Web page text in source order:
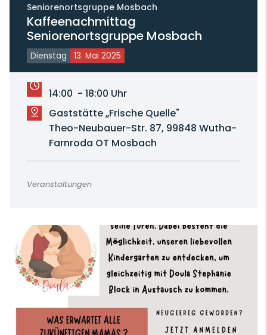
Seniorenortsgruppe Mosbach
Kaffeenachmittag
Seniorenortsgruppe Mosbach
Dienstag 13. Mai 2025
14:00 - 18:00 Uhr
Gaststätte „Frische Quelle"
Theo-Neubauer-Str. 87, 99848 Wutha-
Farnroda OT Mosbach
Veranstaltungen